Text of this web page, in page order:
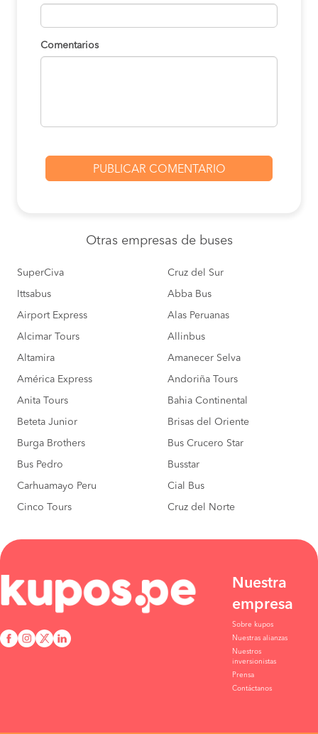
Comentarios
Otras empresas de buses
SuperCiva Cruz del Sur
Ittsabus Abba Bus
Airport Express Alas Peruanas
Alcimar Tours Allinbus
Altamira Amanecer Selva
América Express Andoriña Tours
Anita Tours Bahia Continental
Beteta Junior Brisas del Oriente
Burga Brothers Bus Crucero Star
Bus Pedro Busstar
Carhuamayo Peru Cial Bus
Cinco Tours Cruz del Norte
Nuestra
empresa
Sobre kupos
Nuestras alianzas
Nuestros
inversionistas
Prensa
Contáctanos